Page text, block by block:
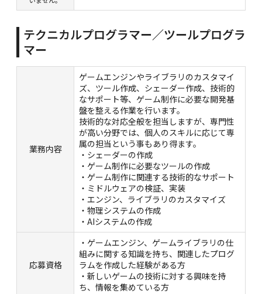
テクニカルプログラマー／ツールプログラ
マー
業務内容
ゲームエンジンやライブラリのカスタマイ
ズ、ツール作成、シェーダー作成、技術的
なサポート等、ゲーム制作に必要な開発基
盤を整える作業を行います。
技術的な対応全般を担当しますが、専門性
が高い分野では、個人のスキルに応じて専
属の担当という事もあり得ます。
・シェーダーの作成
・ゲーム制作に必要なツールの作成
・ゲーム制作に関連する技術的なサポート
・ミドルウェアの検証、実装
・エンジン、ライブラリのカスタマイズ
・物理システムの作成
・AIシステムの作成
応募資格
・ゲームエンジン、ゲームライブラリの仕
組みに関する知識を持ち、関連したプログ
ラムを作成した経験がある方
・新しいゲームの技術に対する興味を持
ち、情報を集めている方